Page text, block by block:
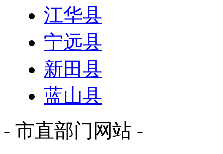
江华县
宁远县
新田县
蓝山县
- 市直部门网站 -